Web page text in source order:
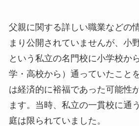
父親に関する詳しい職業などの
まり公開されていませんが、小
という私立の名門校に小学校か
学・高校から）通っていたこと
は経済的に裕福であった可能性
ます。当時、私立の一貫校に通
庭は限られていました。